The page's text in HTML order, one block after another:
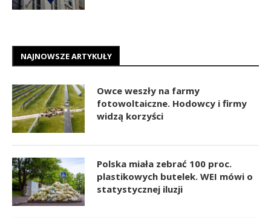
NAJNOWSZE ARTYKUŁY
Owce weszły na farmy
fotowoltaiczne. Hodowcy i firmy
widzą korzyści
Polska miała zebrać 100 proc.
plastikowych butelek. WEI mówi o
statystycznej iluzji